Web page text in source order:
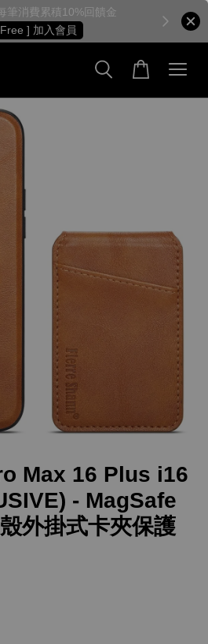
筆消費累積10%回饋金
] 加入會員
Max 16 Plus i16
- MagSafe
外掛式卡夾保護